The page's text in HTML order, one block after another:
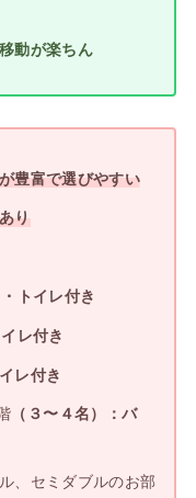
動が楽ちん
豊富で選びやすい
り
トイレ付き
レ付き
レ付き
（３〜４名）：バ
、セミダブルのお部